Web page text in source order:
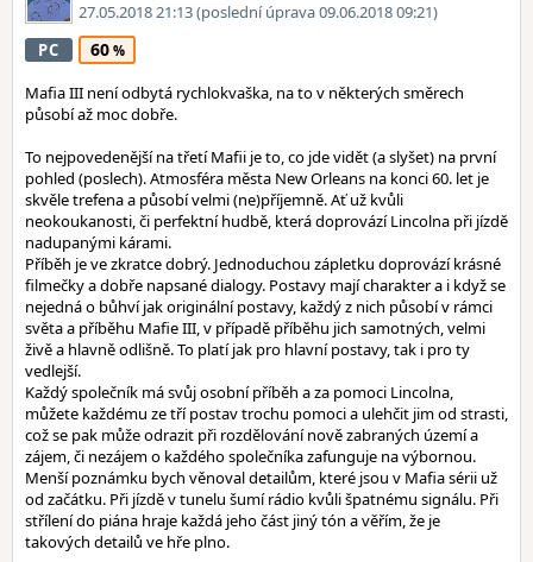
27.05.2018 21:13(poslední úprava 09.06.2018 09:21)
PC 60
Mafia III není odbytá rychlokvaška, na to v některých směrech
působí až moc dobře.
To nejpovedenější na třetí Mafii je to, co jde vidět (a slyšet) na první
pohled (poslech). Atmosféra města New Orleans na konci 60. let je
skvěle trefena a působí velmi (ne)příjemně. Ať už kvůli
neokoukanosti, či perfektní hudbě, která doprovází Lincolna při jízdě
nadupanými kárami.
Příběh je ve zkratce dobrý. Jednoduchou zápletku doprovází krásné
filmečky a dobře napsané dialogy. Postavy mají charakter a i když se
nejedná o bůhví jak originální postavy, každý z nich působí v rámci
světa a příběhu Mafie III, v případě příběhu jich samotných, velmi
živě a hlavně odlišně. To platí jak pro hlavní postavy, tak i pro ty
vedlejší.
Každý společník má svůj osobní příběh a za pomoci Lincolna,
můžete každému ze tří postav trochu pomoci a ulehčit jim od strasti,
což se pak může odrazit při rozdělování nově zabraných území a
zájem, či nezájem o každého společníka zafunguje na výbornou.
Menší poznámku bych věnoval detailům, které jsou v Mafia sérii už
od začátku. Při jízdě v tunelu šumí rádio kvůli špatnému signálu. Při
střílení do piána hraje každá jeho část jiný tón a věřím, že je
takových detailů ve hře plno.